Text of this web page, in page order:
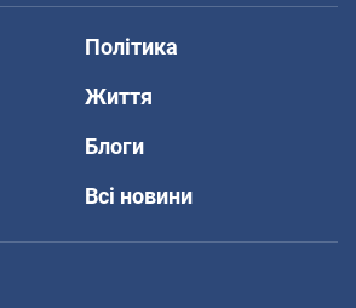
Політика
Життя
Блоги
Всі новини